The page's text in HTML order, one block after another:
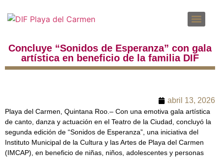
Concluye “Sonidos de Esperanza” con gala
artística en beneficio de la familia DIF
abril 13, 2026
Playa del Carmen, Quintana Roo.– Con una emotiva gala artística
de canto, danza y actuación en el Teatro de la Ciudad, concluyó la
segunda edición de “Sonidos de Esperanza”, una iniciativa del
Instituto Municipal de la Cultura y las Artes de Playa del Carmen
(IMCAP), en beneficio de niñas, niños, adolescentes y personas